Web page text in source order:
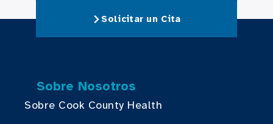
Solicitar un Cita
Sobre Nosotros
Sobre Cook County Health